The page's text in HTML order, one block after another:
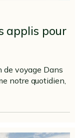
applis pour
de voyage Dans
notre quotidien,